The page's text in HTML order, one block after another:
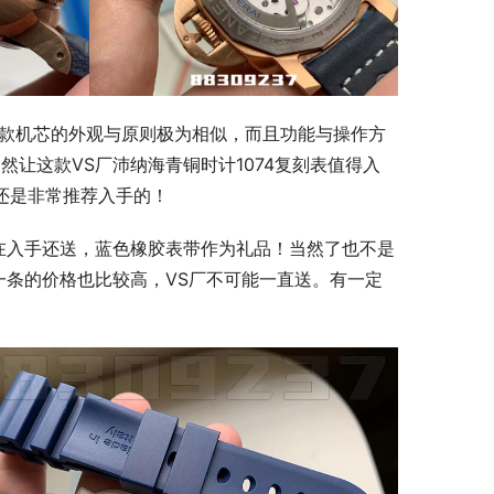
机芯的外观与原则极为相似，而且功能与操作方
让这款VS厂沛纳海青铜时计1074复刻表值得入
非常推荐入手的！
手还送，蓝色橡胶表带作为礼品！当然了也不是
的价格也比较高，VS厂不可能一直送。有一定